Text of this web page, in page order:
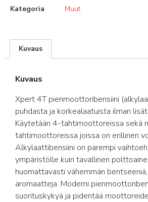
Kategoria
Muut
Kuvaus
Kuvaus
Xpert 4T pienmoottoribensiini
puhdasta ja korkealaatuista ilman
Käytetään 4-tahtimoottoreissa sekä
tahtimoottoreissa joissa on erillinen
Alkylaattibensiini on parempi
ympäristölle kuin tavallinen
huomattavasti vähemmän
aromaatteja. Moderni
suorituskykyä ja pidentää